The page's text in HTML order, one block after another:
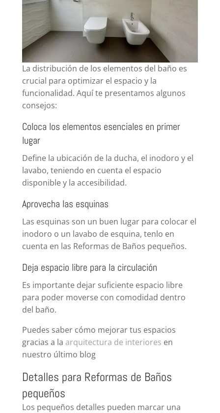
La distribución de los elementos del baño es
crucial para optimizar el espacio y la
funcionalidad. Aquí te presentamos algunos
consejos:
Coloca los elementos esenciales en primer
lugar
Define la ubicación de la ducha, el inodoro y el
lavabo, teniendo en cuenta el espacio
disponible y la accesibilidad.
Aprovecha las esquinas
Las esquinas son un buen lugar para colocar el
inodoro o un lavabo de esquina, tenlo en
cuenta en las Reformas de Baños pequeños.
Deja espacio libre para la circulación
Es importante dejar suficiente espacio libre
para poder moverse con comodidad dentro
del baño.
Puedes saber cómo mejorar tus espacios
gracias a la arquitectura de interiores en
nuestro último blog
Detalles para Reformas de Baños
pequeños
Los pequeños detalles pueden marcar una